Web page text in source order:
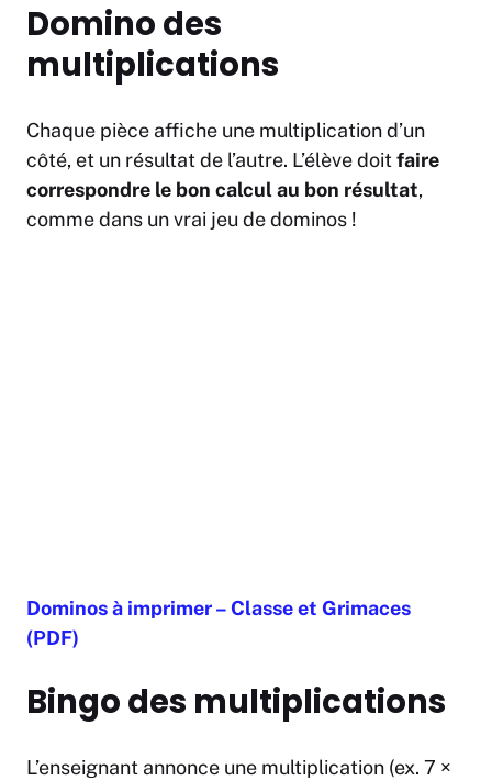
Domino des
multiplications
Chaque pièce affiche une multiplication d’un
côté, et un résultat de l’autre. L’élève doit faire
correspondre le bon calcul au bon résultat,
comme dans un vrai jeu de dominos !
Dominos à imprimer – Classe et Grimaces
(PDF)
Bingo des multiplications
L’enseignant annonce une multiplication (ex. 7 ×